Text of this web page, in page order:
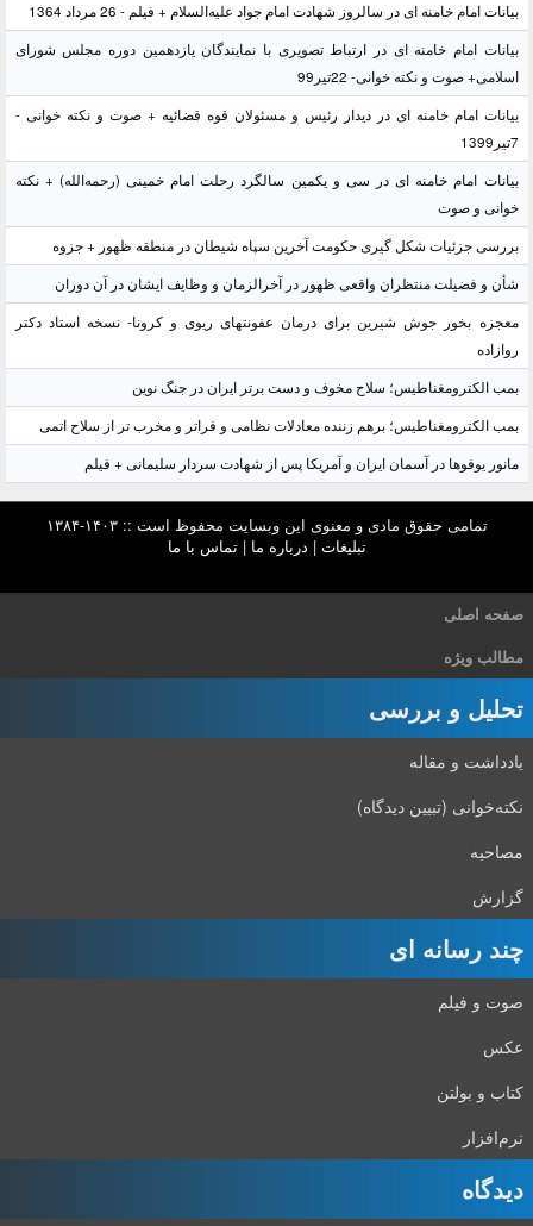
بیانات امام خامنه ای در سالروز شهادت امام جواد علیه‌السلام + فیلم - 26 مرداد 1364
بیانات امام خامنه ای در ارتباط تصویری با نمایندگان یازدهمین دوره مجلس شورای
اسلامی+ صوت و نکته خوانی- 22تیر99
بیانات امام خامنه ای در دیدار رئیس و مسئولان قوه قضائیه + صوت و نکته خوانی -
7تیر1399
بیانات امام خامنه ای در سی و یکمین سالگرد رحلت امام خمینی (رحمه‌الله) + نکته
خوانی و صوت
بررسی جزئیات شکل گیری حکومت آخرین سپاه شیطان در منطقه ظهور + جزوه
شأن و فضیلت منتظران واقعی ظهور در آخرالزمان و وظایف ایشان در آن دوران
معجزه بخور جوش شیرین برای درمان عفونتهای ریوی و کرونا- نسخه استاد دکتر
روازاده
بمب الکترومغناطیس؛ سلاح مخوف و دست برتر ایران در جنگ نوین
بمب الکترومغناطیس؛ برهم زننده معادلات نظامی و فراتر و مخرب تر از سلاح اتمی
مانور یوفوها در آسمان ایران و آمریکا پس از شهادت سردار سلیمانی + فیلم
تمامی حقوق مادی و معنوی این وبسایت محفوظ است :: ۱۴۰۳-۱۳۸۴
تبلیغات | درباره ما |تماس با ما
صفحه اصلی
مطالب ویژه
تحلیل و بررسی
یادداشت و مقاله
نکته‌خوانی (تبیین دیدگاه)
مصاحبه
گزارش
چند رسانه ای
صوت و فیلم
عکس
کتاب و بولتن
نرم‌افزار
دیدگاه‌